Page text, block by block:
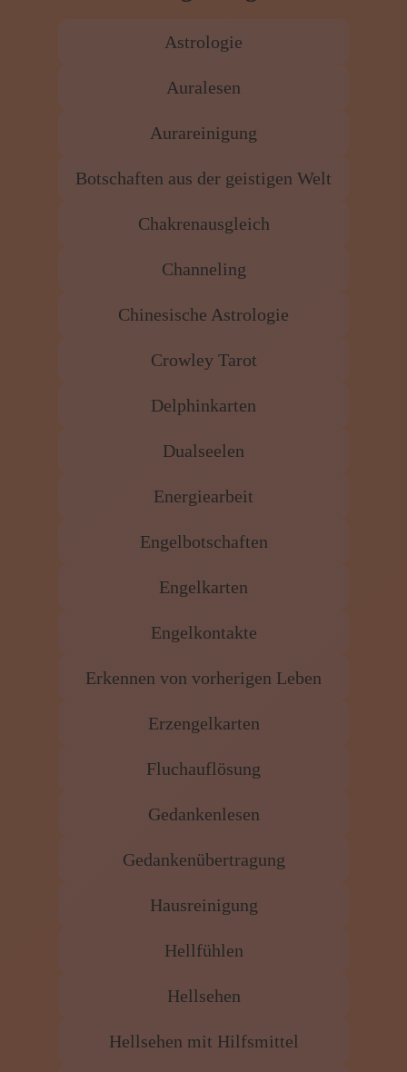
Astrologie
Auralesen
Aurareinigung
Botschaften aus der geistigen Welt
Chakrenausgleich
Channeling
Chinesische Astrologie
Crowley Tarot
Delphinkarten
Dualseelen
Energiearbeit
Engelbotschaften
Engelkarten
Engelkontakte
Erkennen von vorherigen Leben
Erzengelkarten
Fluchauflösung
Gedankenlesen
Gedankenübertragung
Hausreinigung